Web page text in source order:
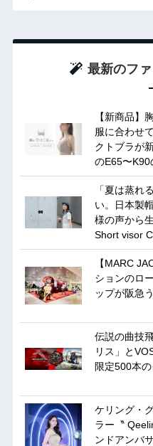
最新のフ
【新商品】
服に合わせ
クトブラが
のE65〜K90
「夏は蒸れ
い。日本製
様の声から
Short visor
【MARC
ションのロ
ップが阪急
伝説の曲技
リス」と
限定500本
ケリング・
ラー〝
ンドアンバ